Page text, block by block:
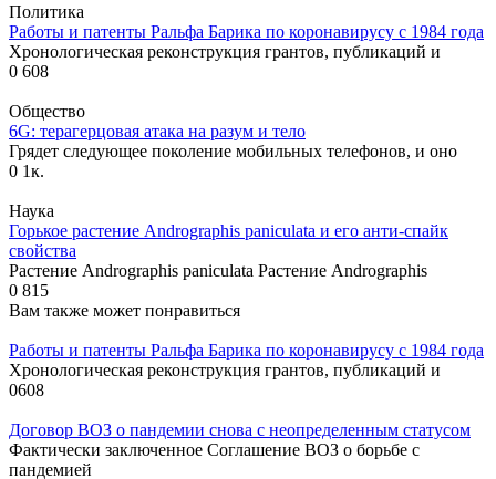
Политика
Работы и патенты Ральфа Барика по коронавирусу с 1984 года
Хронологическая реконструкция грантов, публикаций и
0 608
Общество
6G: терагерцовая атака на разум и тело
Грядет следующее поколение мобильных телефонов, и оно
0 1к.
Наука
Горькое растение Andrographis paniculata и его анти-спайк
свойства
Растение Andrographis paniculata Растение Andrographis
0 815
Вам также может понравиться
Работы и патенты Ральфа Барика по коронавирусу с 1984 года
Хронологическая реконструкция грантов, публикаций и
0608
Договор ВОЗ о пандемии снова с неопределенным статусом
Фактически заключенное Соглашение ВОЗ о борьбе с
пандемией